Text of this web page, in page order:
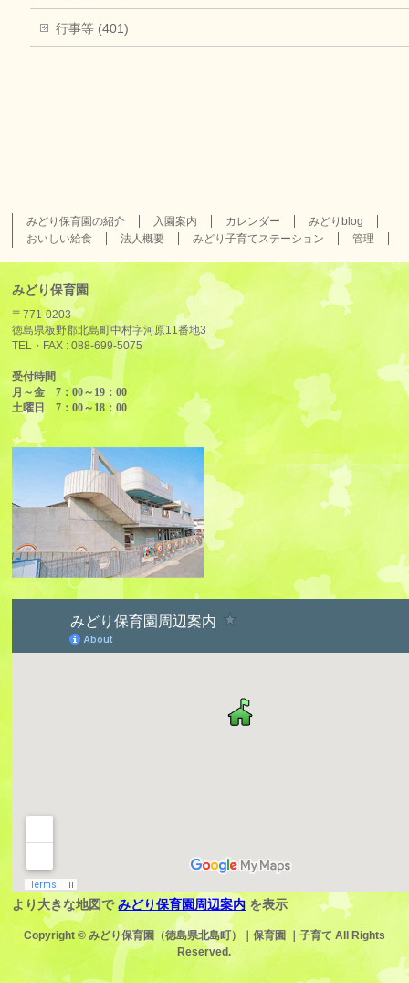
行事等 (401)
みどり保育園の紹介 入園案内 カレンダー
みどりblog
おいしい給食
法人概要 みどり子育てステーション 管理
みどり保育園
〒771-0203
徳島県板野郡北島町中村字河原11番地3
TEL・FAX :088-699-5075
受付時間
月～金 7：00～19：00
土曜日 7：00～18：00
より大きな地図でみどり保育園周辺案内 を表示
Copyright © みどり保育園（徳島県北島町）｜保育園 ｜子育て All Rights
Reserved.